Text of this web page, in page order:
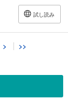
試し読み
> >>